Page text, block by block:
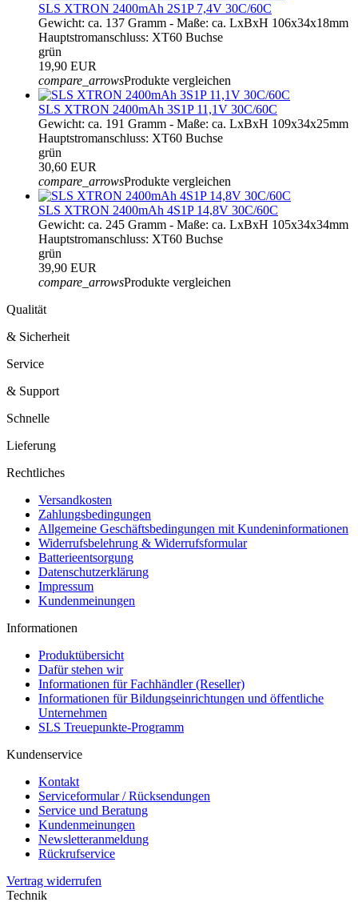
SLS XTRON 2400mAh 2S1P 7,4V 30C/60C
Gewicht: ca. 137 Gramm - Maße: ca. LxBxH 106x34x18mm
Hauptstromanschluss: XT60 Buchse
grün
19,90 EUR
compare_arrowsProdukte vergleichen
SLS XTRON 2400mAh 3S1P 11,1V 30C/60C
Gewicht: ca. 191 Gramm - Maße: ca. LxBxH 109x34x25mm
Hauptstromanschluss: XT60 Buchse
grün
30,60 EUR
compare_arrowsProdukte vergleichen
SLS XTRON 2400mAh 4S1P 14,8V 30C/60C
Gewicht: ca. 245 Gramm - Maße: ca. LxBxH 105x34x34mm
Hauptstromanschluss: XT60 Buchse
grün
39,90 EUR
compare_arrowsProdukte vergleichen
Qualität
& Sicherheit
Service
& Support
Schnelle
Lieferung
Rechtliches
Versandkosten
Zahlungsbedingungen
Allgemeine Geschäftsbedingungen mit Kundeninformationen
Widerrufsbelehrung & Widerrufsformular
Batterieentsorgung
Datenschutzerklärung
Impressum
Kundenmeinungen
Informationen
Produktübersicht
Dafür stehen wir
Informationen für Fachhändler (Reseller)
Informationen für Bildungseinrichtungen und öffentliche
Unternehmen
SLS Treuepunkte-Programm
Kundenservice
Kontakt
Serviceformular / Rücksendungen
Service und Beratung
Kundenmeinungen
Newsletteranmeldung
Rückrufservice
Vertrag widerrufen
Technik